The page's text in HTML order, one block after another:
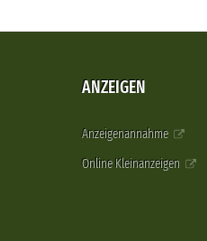
ANZEIGEN
Anzeigenannahme
Online Kleinanzeigen